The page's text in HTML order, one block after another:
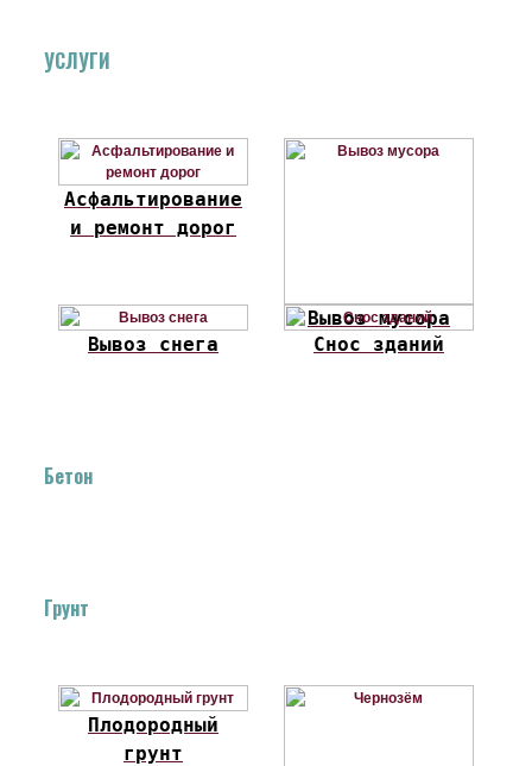
УСЛУГИ
Асфальтирование
и ремонт дорог
Вывоз мусора
Вывоз снега
Снос зданий
Бетон
Грунт
Плодородный
грунт